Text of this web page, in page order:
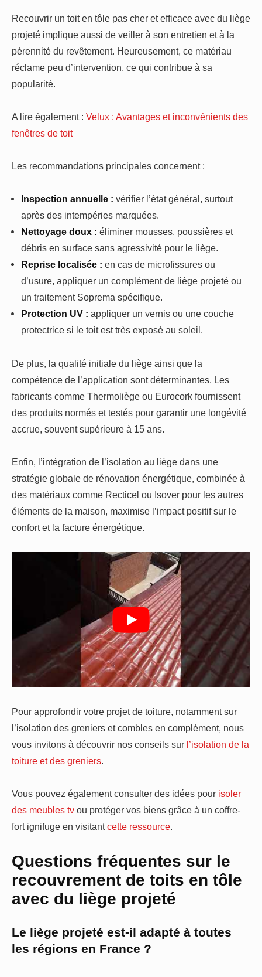
Recouvrir un toit en tôle pas cher et efficace avec du liège
projeté implique aussi de veiller à son entretien et à la
pérennité du revêtement. Heureusement, ce matériau
réclame peu d’intervention, ce qui contribue à sa
popularité.
A lire également : Velux : Avantages et inconvénients des
fenêtres de toit
Les recommandations principales concernent :
Inspection annuelle : vérifier l’état général, surtout
après des intempéries marquées.
Nettoyage doux : éliminer mousses, poussières et
débris en surface sans agressivité pour le liège.
Reprise localisée : en cas de microfissures ou
d’usure, appliquer un complément de liège projeté ou
un traitement Soprema spécifique.
Protection UV : appliquer un vernis ou une couche
protectrice si le toit est très exposé au soleil.
De plus, la qualité initiale du liège ainsi que la
compétence de l’application sont déterminantes. Les
fabricants comme Thermoliège ou Eurocork fournissent
des produits normés et testés pour garantir une longévité
accrue, souvent supérieure à 15 ans.
Enfin, l’intégration de l’isolation au liège dans une
stratégie globale de rénovation énergétique, combinée à
des matériaux comme Recticel ou Isover pour les autres
éléments de la maison, maximise l’impact positif sur le
confort et la facture énergétique.
Pour approfondir votre projet de toiture, notamment sur
l’isolation des greniers et combles en complément, nous
vous invitons à découvrir nos conseils sur l’isolation de la
toiture et des greniers.
Vous pouvez également consulter des idées pour isoler
des meubles tv ou protéger vos biens grâce à un coffre-
fort ignifuge en visitantcette ressource.
Questions fréquentes sur le
recouvrement de toits en tôle
avec du liège projeté
Le liège projeté est-il adapté à toutes
les régions en France ?